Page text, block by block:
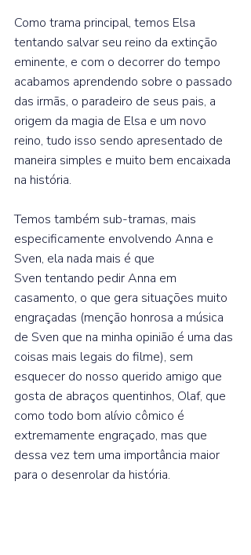
Como trama principal, temos Elsa
tentando salvar seu reino da extinção
eminente, e com o decorrer do tempo
acabamos aprendendo sobre o passado
das irmãs, o paradeiro de seus pais, a
origem da magia de Elsa e um novo
reino, tudo isso sendo apresentado de
maneira simples e muito bem encaixada
na história.
Temos também sub-tramas, mais
especificamente envolvendo Anna e
Sven, ela nada mais é que
Sven tentando pedir Anna em
casamento, o que gera situações muito
engraçadas (menção honrosa a música
de Sven que na minha opinião é uma das
coisas mais legais do filme), sem
esquecer do nosso querido amigo que
gosta de abraços quentinhos, Olaf, que
como todo bom alívio cômico é
extremamente engraçado, mas que
dessa vez tem uma importância maior
para o desenrolar da história.⁣